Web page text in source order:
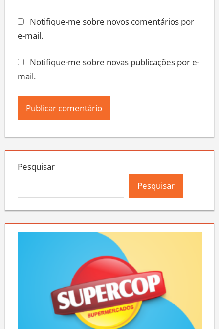
Notifique-me sobre novos comentários por
e-mail.
Notifique-me sobre novas publicações por e-
mail.
Pesquisar
Pesquisar